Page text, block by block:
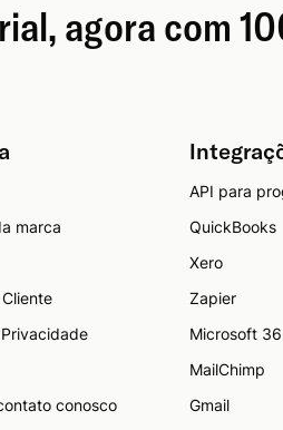
agora com
marca
conosco
API para
QuickBooks
Xero
Zapier
Microsoft
MailChimp
Gmail